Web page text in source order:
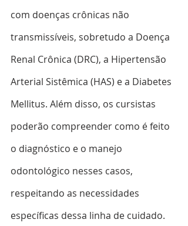
com doenças crônicas não
transmissíveis, sobretudo a Doença
Renal Crônica (DRC), a Hipertensão
Arterial Sistêmica (HAS) e a Diabetes
Mellitus. Além disso, os cursistas
poderão compreender como é feito
o diagnóstico e o manejo
odontológico nesses casos,
respeitando as necessidades
específicas dessa linha de cuidado.